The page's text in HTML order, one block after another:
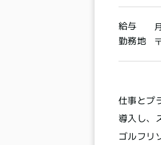
給与
勤務地
仕事とプ
導入し、
ゴルフリ